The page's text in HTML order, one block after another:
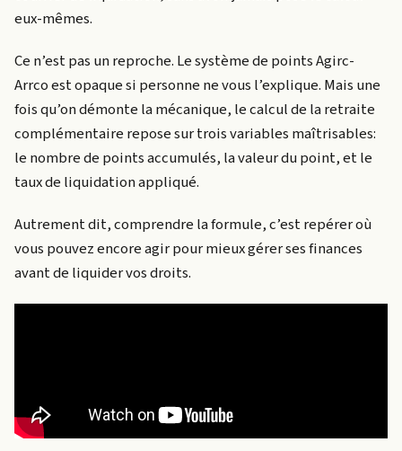
eux-mêmes.
Ce n’est pas un reproche. Le système de points Agirc-
Arrco est opaque si personne ne vous l’explique. Mais une
fois qu’on démonte la mécanique, le calcul de la retraite
complémentaire repose sur trois variables maîtrisables:
le nombre de points accumulés, la valeur du point, et le
taux de liquidation appliqué.
Autrement dit, comprendre la formule, c’est repérer où
vous pouvez encore agir pour mieux gérer ses finances
avant de liquider vos droits.